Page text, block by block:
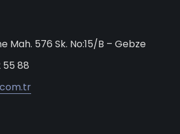
Mah. 576 Sk. No:15/B – Gebze
55 88